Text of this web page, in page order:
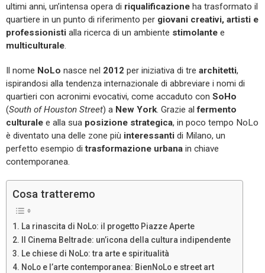
ultimi anni, un’intensa opera di riqualificazione ha trasformato il
quartiere in un punto di riferimento per giovani creativi, artisti e
professionisti alla ricerca di un ambiente stimolante e
multiculturale.
Il nome NoLo nasce nel 2012 per iniziativa di tre architetti,
ispirandosi alla tendenza internazionale di abbreviare i nomi di
quartieri con acronimi evocativi, come accaduto con SoHo
(South of Houston Street) a New York. Grazie alfermento
culturale e alla sua posizione strategica, in poco tempo NoLo
è diventato una delle zone più interessanti di Milano, un
perfetto esempio ditrasformazione urbana in chiave
contemporanea.
Cosa tratteremo
La rinascita di NoLo: il progetto Piazze Aperte
Il Cinema Beltrade: un’icona della cultura indipendente
Le chiese di NoLo: tra arte e spiritualità
NoLo e l’arte contemporanea: BienNoLo e street art